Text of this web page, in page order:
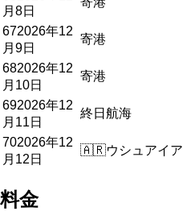
月8日
672026年12
月9日
寄港
682026年12
月10日
寄港
692026年12
月11日
終日航海
702026年12
月12日
🇦🇷ウシュアイア
料金